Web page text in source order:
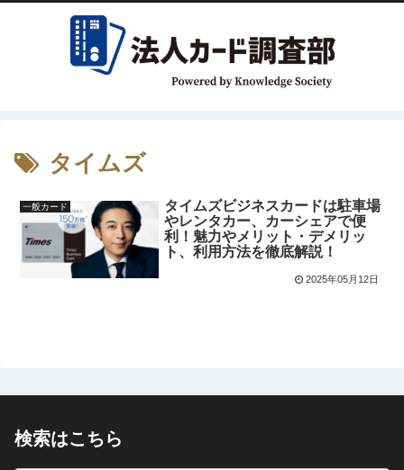
タイムズ
一般カード
タイムズビジネスカードは駐車場
やレンタカー、カーシェアで便
利！魅力やメリット・デメリッ
ト、利用方法を徹底解説！
2025年05月12日
検索はこちら